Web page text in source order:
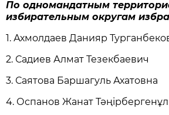
По одномандатным
избирательным округам
1. Ахмолдаев Данияр
2. Садиев Алмат Тезекбаевич
3. Саятова Баршагуль Ахатовна
4. Оспанов Жанат